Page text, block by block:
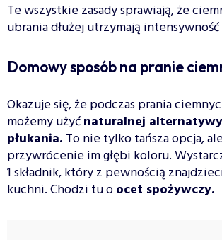
Te wszystkie zasady sprawiają, że
ubrania dłużej utrzymają
Domowy sposób na pranie
Okazuje się, że podczas prania
możemy użyćnaturalnej
płukania. To nie tylko tańsza opcja,
przywrócenie im głębi koloru.
1 składnik, który z pewnością
kuchni. Chodzi tu oocet spożywczy.